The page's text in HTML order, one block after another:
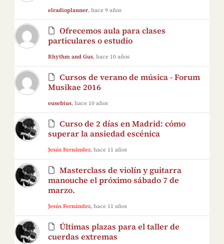
elradioplanner, hace 9 años
Ofrecemos aula para clases
particulares o estudio
Rhythm and Gus, hace 10 años
Cursos de verano de música - Forum
Musikae 2016
eusebius, hace 10 años
Curso de 2 días en Madrid: cómo
superar la ansiedad escénica
Jesús Fernández, hace 11 años
Masterclass de violín y guitarra
manouche el próximo sábado 7 de
marzo.
Jesús Fernández, hace 11 años
Últimas plazas para el taller de
cuerdas extremas